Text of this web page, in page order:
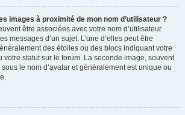
images à proximité de mon nom d’utilisateur ?
être associées avec votre nom d’utilisateur
messages d’un sujet. L’une d’elles peut être
des étoiles ou des blocs indiquant votre
votre statut sur le forum. La seconde image, souvent
le nom d’avatar et généralement est unique ou